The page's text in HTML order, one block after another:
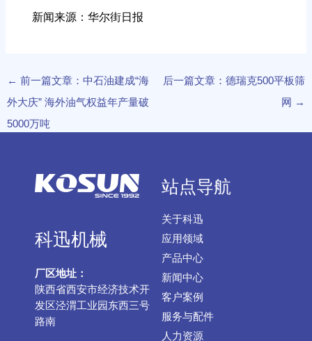
新闻来源：华尔街日报
← 前一篇文章：中石油建成“海
外大庆” 海外油气权益年产量破
5000万吨
后一篇文章：德瑞克500平板筛
网
→
科迅机械
厂区地址：
陕西省西安市经济技术开
发区泾渭工业园东西三号
路南
站点导航
关于科迅
应用领域
产品中心
新闻中心
客户案例
服务与配件
人力资源